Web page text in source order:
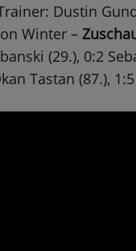
Dustin
Winter –
(29.), 0:2
Tastan (87.),